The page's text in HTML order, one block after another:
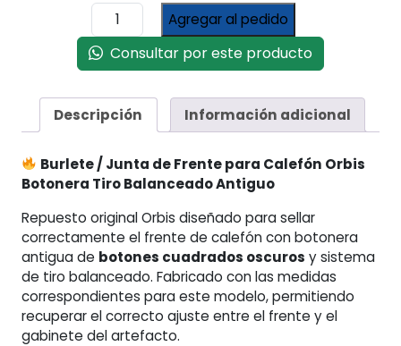
Burlete
/
Junta
de
para
Calefón
Botonera
Tiro
Balanceado
Antiguo
cantidad
Agregar al pedido
Consultar por este producto
Descripción Información adicional
Burlete / Junta de Frente para Calefón Orbis
Botonera Tiro Balanceado Antiguo
Repuesto original Orbis diseñado para sellar
correctamente el frente de calefón con botonera
antigua de botones cuadrados oscuros y sistema
de tiro balanceado. Fabricado con las medidas
correspondientes para este modelo, permitiendo
recuperar el correcto ajuste entre el frente y el
gabinete del artefacto.